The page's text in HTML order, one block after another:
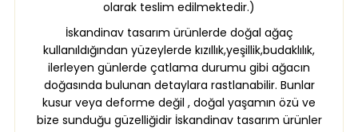
olarak teslim edilmektedir.)
İskandinav tasarım ürünlerde doğal ağaç
kullanıldığından yüzeylerde kızıllık,yeşillik,budaklılık,
ilerleyen günlerde çatlama durumu gibi ağacın
doğasında bulunan detaylara rastlanabilir. Bunlar
kusur veya deforme değil , doğal yaşamın özü ve
bize sunduğu güzelliğidir İskandinav tasarım ürünler